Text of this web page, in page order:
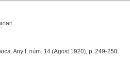
Any I, núm. 14 (Agost 1920), p. 249-250